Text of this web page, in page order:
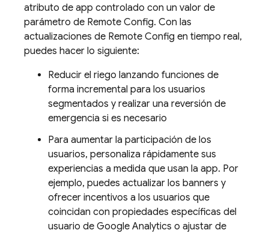
atributo de app controlado con un valor de
parámetro de Remote Config. Con las
actualizaciones de Remote Config en tiempo real,
puedes hacer lo siguiente:
Reducir el riego lanzando funciones de
forma incremental para los usuarios
segmentados y realizar una reversión de
emergencia si es necesario
Para aumentar la participación de los
usuarios, personaliza rápidamente sus
experiencias a medida que usan la app. Por
ejemplo, puedes actualizar los banners y
ofrecer incentivos a los usuarios que
coincidan con propiedades específicas del
usuario de Google Analytics o ajustar de